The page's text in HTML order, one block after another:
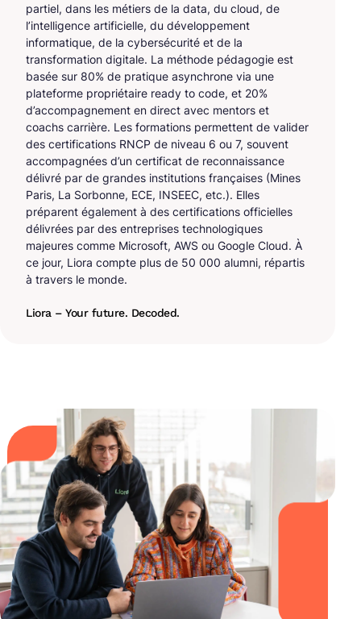
partiel, dans les métiers de la data, du cloud, de
l’intelligence artificielle, du développement
informatique, de la cybersécurité et de la
transformation digitale. La méthode pédagogie est
basée sur 80% de pratique asynchrone via une
plateforme propriétaire ready to code, et 20%
d’accompagnement en direct avec mentors et
coachs carrière. Les formations permettent de valider
des certifications RNCP de niveau 6 ou 7, souvent
accompagnées d’un certificat de reconnaissance
délivré par de grandes institutions françaises (Mines
Paris, La Sorbonne, ECE, INSEEC, etc.). Elles
préparent également à des certifications officielles
délivrées par des entreprises technologiques
majeures comme Microsoft, AWS ou Google Cloud. À
ce jour, Liora compte plus de 50 000 alumni, répartis
à travers le monde.
Liora – Your future. Decoded.